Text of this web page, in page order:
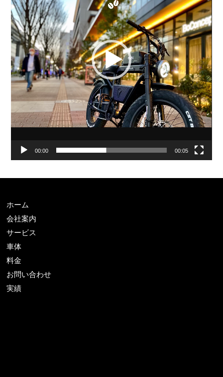
レ
ー
ヤ
ー
00:00 00:05
ホーム
会社案内
サービス
車体
料金
お問い合わせ
実績